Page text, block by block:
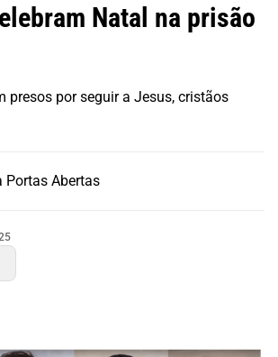
Natal na prisão
presos por seguir a Jesus, cristãos
Portas Abertas